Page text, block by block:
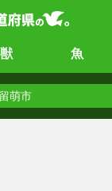
獣 魚
留萌市